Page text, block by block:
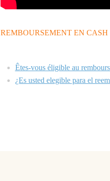
REMBOURSEMENT EN CASH
Êtes-vous éligible au
¿Es usted elegible para el